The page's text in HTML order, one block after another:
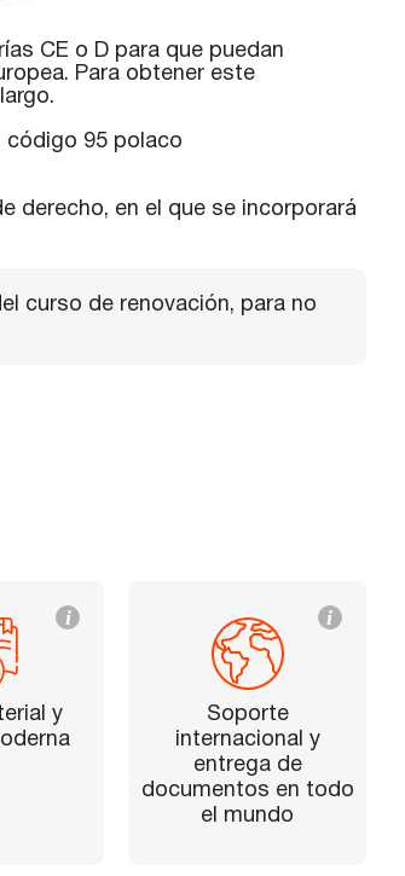
CE o D para que puedan
Para obtener este
código 95 polaco
derecho, en el que se incorporará
curso de renovación, para no
y
i
Soporte
internacional y
entrega de
documentos en todo
el mundo
i